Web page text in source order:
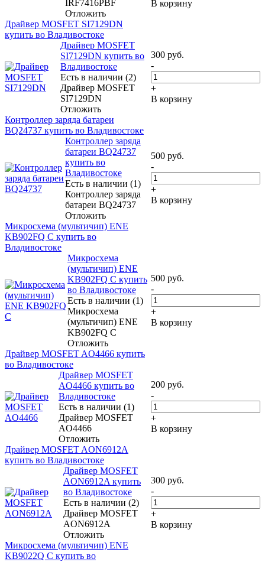
IRF7416PBF
Отложить
В корзину
Драйвер MOSFET SI7129DN
купить во Владивостоке
Драйвер MOSFET
SI7129DN купить во
Владивостоке
Есть в наличии (2)
Драйвер MOSFET
SI7129DN
Отложить
300 руб.
-
+
В корзину
Контроллер заряда батареи
BQ24737 купить во Владивостоке
Контроллер заряда
батареи BQ24737
купить во
Владивостоке
Есть в наличии (1)
Контроллер заряда
батареи BQ24737
Отложить
500 руб.
-
+
В корзину
Микросхема (мультичип) ENE
KB902FQ C купить во
Владивостоке
Микросхема
(мультичип) ENE
KB902FQ C купить
во Владивостоке
Есть в наличии (1)
Микросхема
(мультичип) ENE
KB902FQ C
Отложить
500 руб.
-
+
В корзину
Драйвер MOSFET AO4466 купить
во Владивостоке
Драйвер MOSFET
AO4466 купить во
Владивостоке
Есть в наличии (1)
Драйвер MOSFET
AO4466
Отложить
200 руб.
-
+
В корзину
Драйвер MOSFET AON6912A
купить во Владивостоке
Драйвер MOSFET
AON6912A купить
во Владивостоке
Есть в наличии (2)
Драйвер MOSFET
AON6912A
Отложить
300 руб.
-
+
В корзину
Микросхема (мультичип) ENE
KB9022Q C купить во